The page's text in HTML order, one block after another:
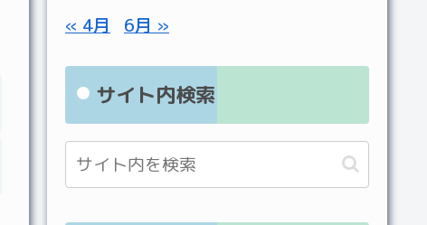
« 4月 6月 »
サイト内検索